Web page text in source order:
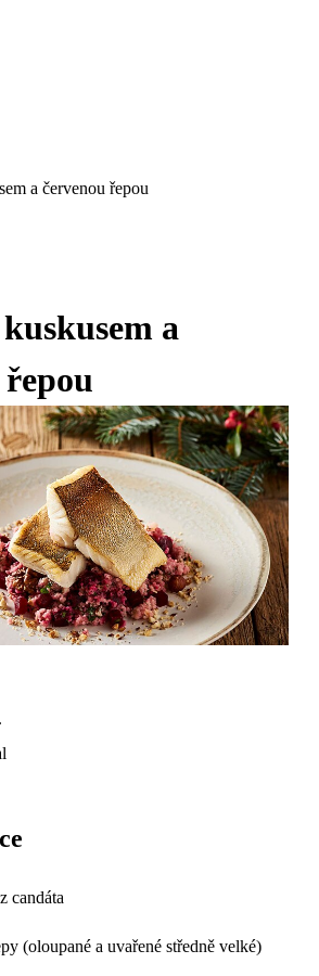
a červenou řepou
a
candáta
(oloupané a uvařené středně velké)